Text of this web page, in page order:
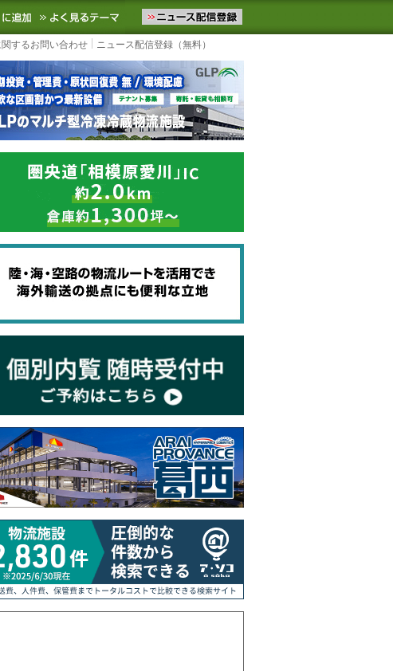
流ニュースをお届けします。物流ニュースメール配信を登録す
お気に入りに追加 よく見るテーマ
するお問い合わせ ニュース配信登録（無料）